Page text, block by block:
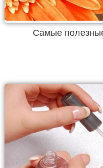
Самые